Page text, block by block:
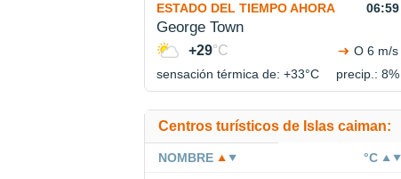
ESTADO DEL TIEMPO AHORA 06:59
George Town
+29°C
O 6 m/s
sensación térmica de: +33°C precip.: 8%
Centros turísticos de Islas caiman:
NOMBRE °C